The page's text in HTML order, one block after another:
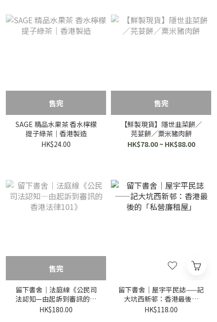
售完
SAGE 精品水果茶 香水檸檬
提子綠茶｜香港製造
HK$24.00
售完
【鮮製現貨】隱世韭菜餅／
芫荽餅／粟米豬肉餅
HK$78.00 ~ HK$88.00
售完
留下書舍｜法庭線《公民司
法認知—由起訴到審訊的香
港法律101》
HK$180.00
留下書舍｜屋宇平民誌——記
大坑西新邨：香港最後的
「私營廉租屋」
HK$118.00